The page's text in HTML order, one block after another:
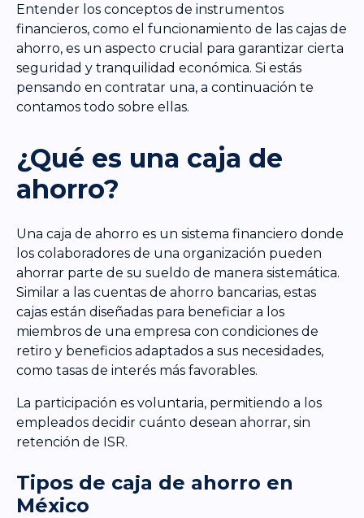
Entender los conceptos de instrumentos
financieros, como el funcionamiento de las cajas de
ahorro, es un aspecto crucial para garantizar cierta
seguridad y tranquilidad económica. Si estás
pensando en contratar una, a continuación te
contamos todo sobre ellas.
¿Qué es una caja de
ahorro?
Una caja de ahorro es un sistema financiero donde
los colaboradores de una organización pueden
ahorrar parte de su sueldo de manera sistemática.
Similar a las cuentas de ahorro bancarias, estas
cajas están diseñadas para beneficiar a los
miembros de una empresa con condiciones de
retiro y beneficios adaptados a sus necesidades,
como tasas de interés más favorables.
La participación es voluntaria, permitiendo a los
empleados decidir cuánto desean ahorrar, sin
retención de ISR.
Tipos de caja de ahorro en
México